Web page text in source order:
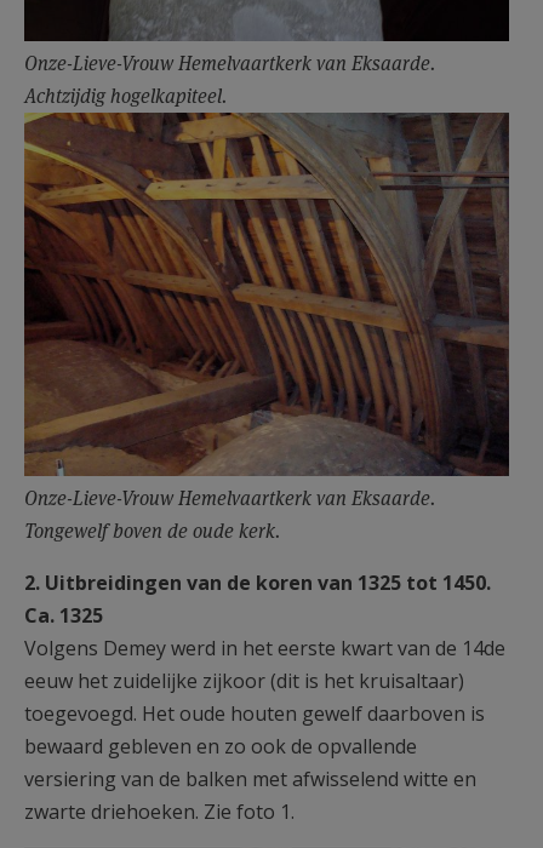
Onze-Lieve-Vrouw Hemelvaartkerk van Eksaarde.
Achtzijdig hogelkapiteel.
Onze-Lieve-Vrouw Hemelvaartkerk van Eksaarde.
Tongewelf boven de oude kerk.
2. Uitbreidingen van de koren van 1325 tot 1450.
Ca. 1325
Volgens Demey werd in het eerste kwart van de 14de
eeuw het zuidelijke zijkoor (dit is het kruisaltaar)
toegevoegd. Het oude houten gewelf daarboven is
bewaard gebleven en zo ook de opvallende
versiering van de balken met afwisselend witte en
zwarte driehoeken. Zie foto 1.